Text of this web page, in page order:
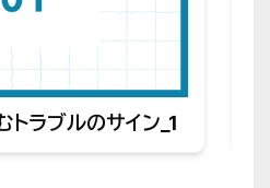
ラブルのサイン_1